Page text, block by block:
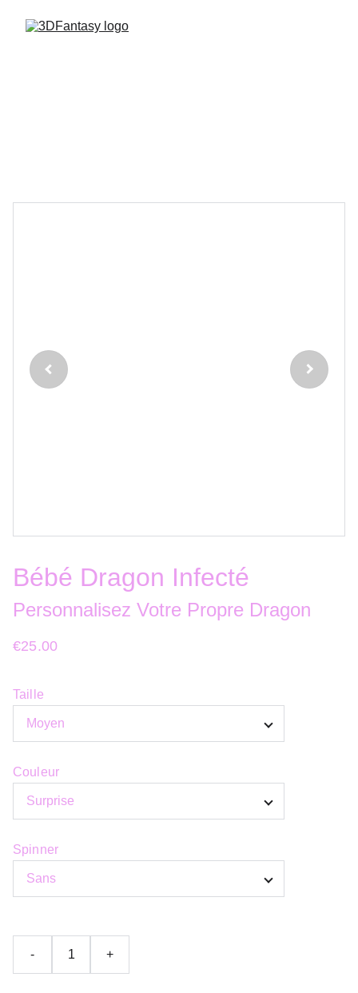
Bébé Dragon Infecté
Personnalisez Votre Propre Dragon
€25.00
Taille
Couleur
Spinner
- +